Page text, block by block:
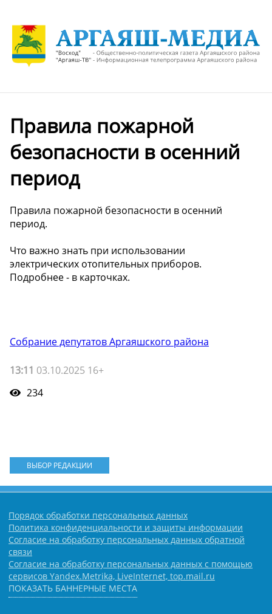
️Правила пожарной
безопасности в осенний
период
️Правила пожарной безопасности в осенний
период.
Что важно знать при использовании
электрических отопительных приборов.
Подробнее - в карточках.
Собрание депутатов Аргаяшского района
13:11 03.10.2025 16+
234
ВЫБОР РЕДАКЦИИ
Порядок обработки персональных данных
Политика конфиденциальности и защиты информации
Согласие на обработку персональных данных обратной
связи
Согласие на обработку персональных данных с помощью
сервисов Yandex.Metrika, LiveInternet, top.mail.ru
ПОКАЗАТЬ БАННЕРНЫЕ МЕСТА